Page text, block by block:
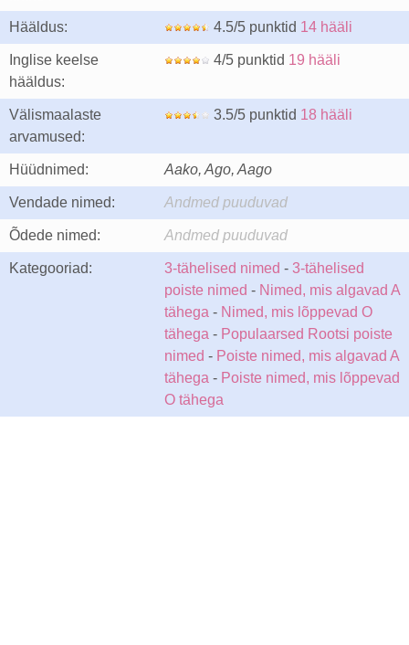
Hääldus: 4.5/5 punktid 14 hääli
Inglise keelse
hääldus:
4/5 punktid 19 hääli
Välismaalaste
arvamused:
3.5/5 punktid 18 hääli
Hüüdnimed: Aako, Ago, Aago
Vendade nimed: Andmed puuduvad
Õdede nimed: Andmed puuduvad
Kategooriad: 3-tähelised nimed - 3-tähelised
poiste nimed - Nimed, mis algavad A
tähega - Nimed, mis lõppevad O
tähega - Populaarsed Rootsi poiste
nimed - Poiste nimed, mis algavad A
tähega - Poiste nimed, mis lõppevad
O tähega